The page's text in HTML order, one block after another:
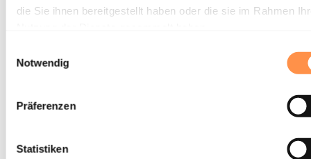
die Sie ihnen bereitgestellt haben oder die sie im Rahmen
Notwendig
Präferenzen
Statistiken